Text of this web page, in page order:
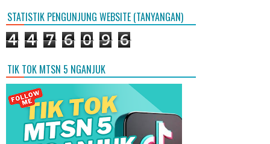
STATISTIK PENGUNJUNG WEBSITE (TANYANGAN)
4 4 7 6 0 9 6
TIK TOK MTSN 5 NGANJUK